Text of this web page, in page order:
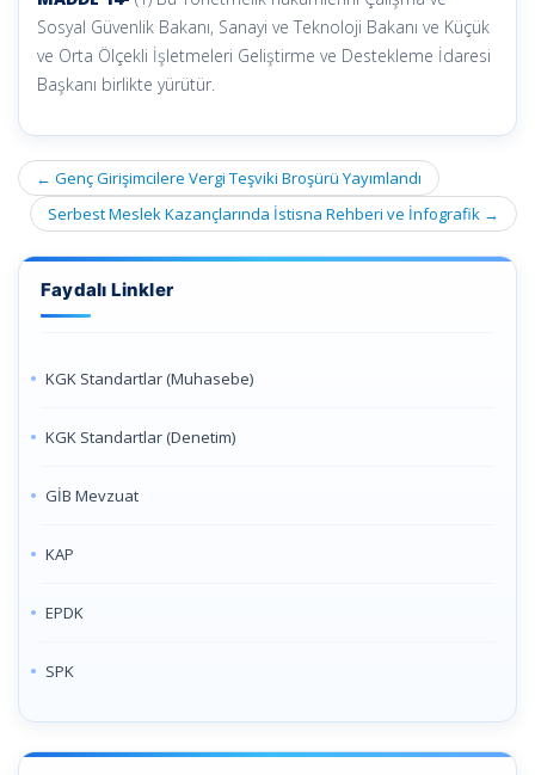
Sosyal Güvenlik Bakanı, Sanayi ve Teknoloji Bakanı ve Küçük
ve Orta Ölçekli İşletmeleri Geliştirme ve Destekleme İdaresi
Başkanı birlikte yürütür.
Post
navigation
← Genç Girişimcilere Vergi Teşviki Broşürü Yayımlandı
Serbest Meslek Kazançlarında İstisna Rehberi ve İnfografik →
Faydalı Linkler
KGK Standartlar (Muhasebe)
KGK Standartlar (Denetim)
GİB Mevzuat
KAP
EPDK
SPK